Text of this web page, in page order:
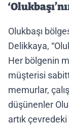
Olukbaşı
Delikkaya,
Her bölgenin
müşterisi
memurlar,
düşünenler
artık